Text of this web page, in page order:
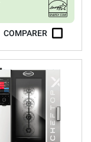
COMPARER